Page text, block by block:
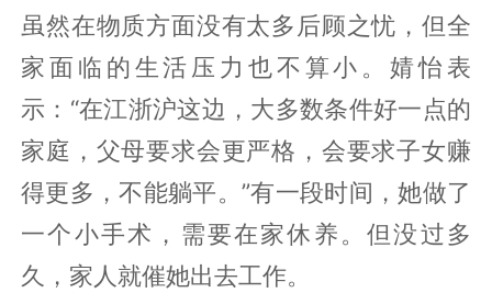
虽然在物质方面没有太多后顾之忧，但全
家面临的生活压力也不算小。婧怡表
示：“在江浙沪这边，大多数条件好一点的
家庭，父母要求会更严格，会要求子女赚
得更多，不能躺平。”有一段时间，她做了
一个小手术，需要在家休养。但没过多
久，家人就催她出去工作。